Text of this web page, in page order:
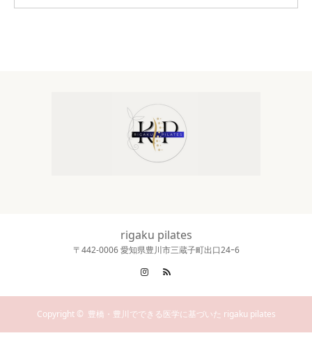
rigaku pilates
〒442‐0006 愛知県豊川市三蔵子町出口24ｰ6
Instagram
Copyright © 豊橋・豊川でできる医学に基づいた rigaku pilates